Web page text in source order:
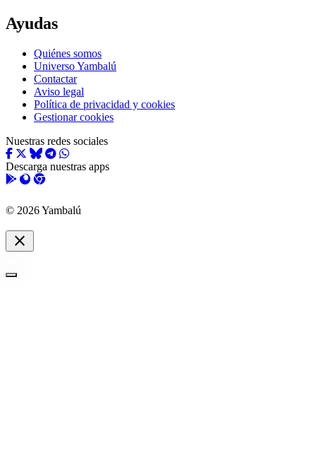
Ayudas
Quiénes somos
Universo Yambalú
Contactar
Aviso legal
Política de privacidad y cookies
Gestionar cookies
Nuestras redes sociales
Descarga nuestras apps
© 2026 Yambalú
close